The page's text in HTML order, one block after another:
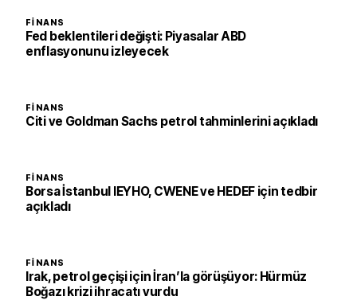
FINANS
Fed beklentileri değişti: Piyasalar ABD
enflasyonunu izleyecek
FINANS
Citi ve Goldman Sachs petrol tahminlerini açıkladı
FINANS
Borsa İstanbul IEYHO, CWENE ve HEDEF için tedbir
açıkladı
FINANS
Irak, petrol geçişi için İran’la görüşüyor: Hürmüz
Boğazı krizi ihracatı vurdu